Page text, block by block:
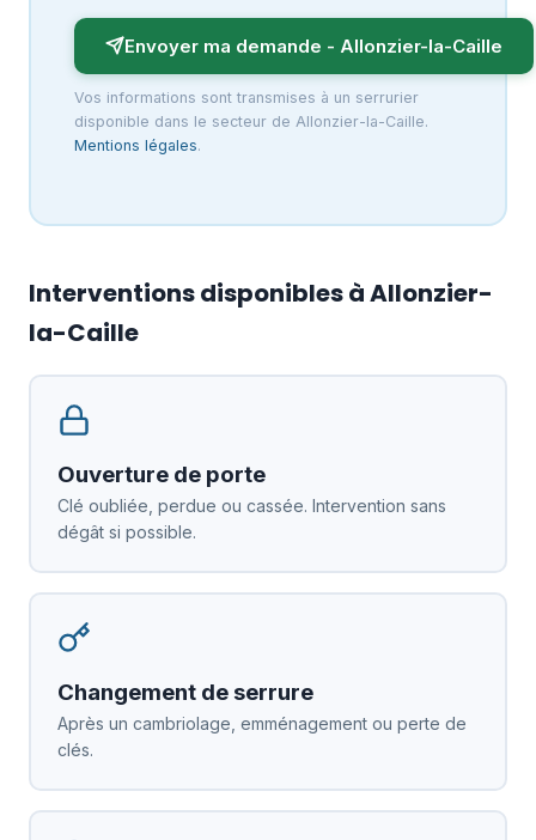
Envoyer ma demande - Allonzier-la-Caille
Vos informations sont transmises à un serrurier
disponible dans le secteur de Allonzier-la-Caille.
Mentions légales.
Interventions disponibles à Allonzier-
la-Caille
Ouverture de porte
Clé oubliée, perdue ou cassée. Intervention sans
dégât si possible.
Changement de serrure
Après un cambriolage, emménagement ou perte de
clés.